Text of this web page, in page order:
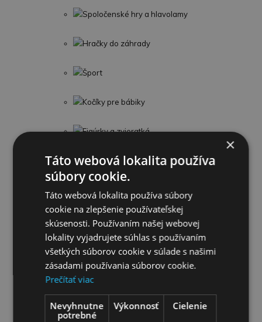
Spoločenské hry a hlavolamy
Hračky do záhrady
Šport
Kočíky pre bábiky
Figúrky a zvieratká
LEGO
Detské kufre
Detské knihy
Puzzle
Omaľovánky
Interaktívne zvieratká
×
Táto webová lokalita používa
súbory cookie.
Táto webová lokalita používa súbory
cookie na zlepšenie používateľskej
skúsenosti. Používaním našej webovej
lokality vyjadrujete súhlas s používaním
všetkých súborov cookie v súlade s našimi
zásadami používania súborov cookie.
Prečítať viac
Nevyhnutne
potrebné
Výkonnosť Cielenie